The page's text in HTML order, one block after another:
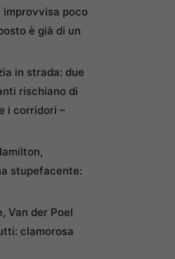
improvvisa poco
è già di un
in strada: due
rischiano di
i corridori –
stupefacente:
Van der Poel
clamorosa